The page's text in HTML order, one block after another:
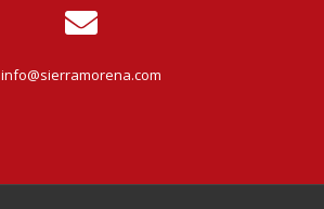
info@sierramorena.com